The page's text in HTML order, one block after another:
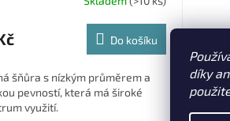
díky
Do košíku
šňůra s nízkým průměrem a
pevností, která má široké
využití.
X8 o